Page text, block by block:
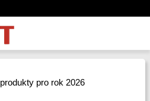
pro rok 2026